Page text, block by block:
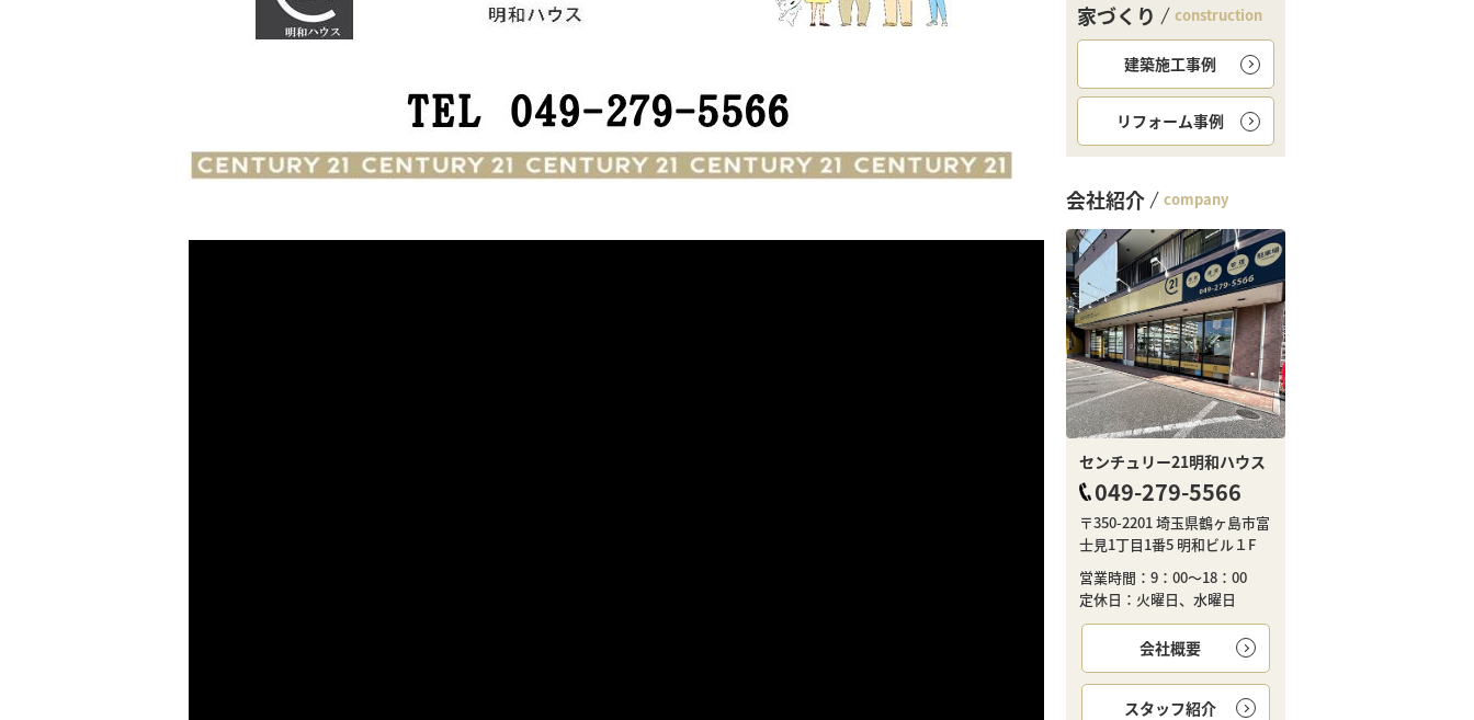
家づくり construction
建築施工事例
リフォーム事例
会社紹介 company
センチュリー21明和ハウス
049-279-5566
〒350-2201 埼玉県鶴ヶ島市富
士見1丁目1番5 明和ビル１F
営業時間：9：00～18：00
定休日：火曜日、水曜日
会社概要
スタッフ紹介